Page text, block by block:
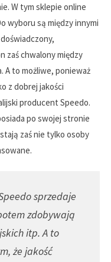
W tym sklepie online
wyboru są między innymi
zaś chwalony między
A to możliwe, ponieważ
z dobrej jakości
producent Speedo.
po swojej stronie
zaś nie tylko osoby
sprzedaje
zdobywają
itp. A to
że jakość